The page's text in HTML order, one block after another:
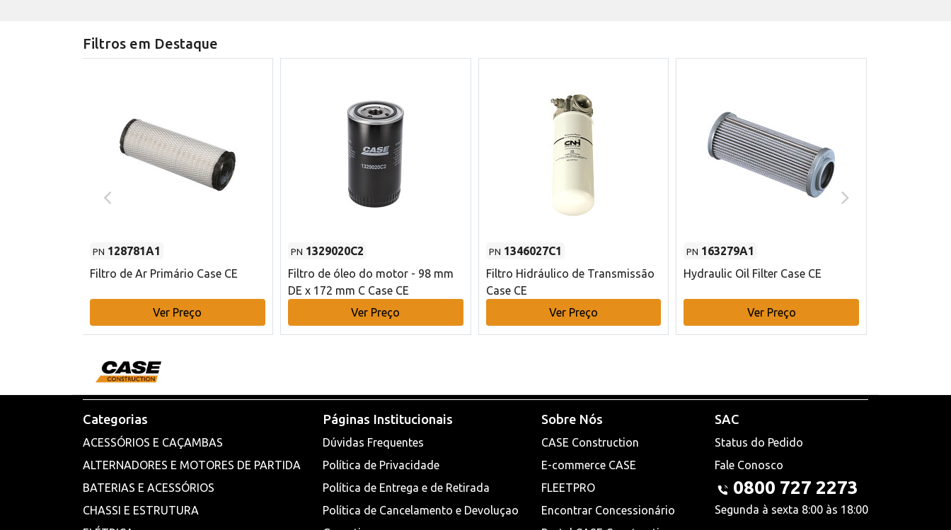
Filtros em Destaque
PN 128781A1
Filtro de Ar Primário Case CE
Ver Preço
PN 1329020C2
Filtro de óleo do motor - 98 mm
DE x 172 mm C Case CE
Ver Preço
PN 1346027C1
Filtro Hidráulico de Transmissão
Case CE
Ver Preço
PN 163279A1
Hydraulic Oil Filter Case CE
Ver Preço
Categorias
ACESSÓRIOS E CAÇAMBAS
ALTERNADORES E MOTORES DE PARTIDA
BATERIAS E ACESSÓRIOS
CHASSI E ESTRUTURA
Páginas Institucionais
Dúvidas Frequentes
Política de Privacidade
Política de Entrega e de Retirada
Política de Cancelamento e Devoluçao
Sobre Nós
CASE Construction
E-commerce CASE
FLEETPRO
Encontrar Concessionário
SAC
Status do Pedido
Fale Conosco
0800 727 2273
Segunda à sexta 8:00 às 18:00